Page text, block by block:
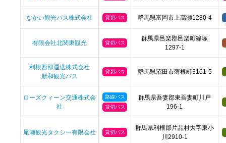
なかい観光バス株式会社 貸切バス 群馬県富岡市上高瀬1280-4
有限会社北関東観光 貸切バス
群馬県邑楽郡邑楽町篠塚
1297-1
利根西部運送株式会社
新和観光バス
貸切バス 群馬県沼田市薄根町3161-5
ローズクィーン交通株式会
社
路線バス
貸切バス
群馬県吾妻郡東吾妻町川戸
196-1
尾瀬観光タクシー有限会社 貸切バス
群馬県利根郡片品村大字東小
川2910-1